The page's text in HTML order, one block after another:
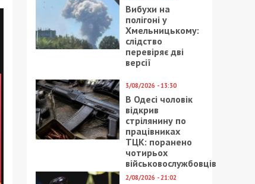
Вибухи на
полігоні у
Хмельницькому:
слідство
перевіряє дві
версії
3/08/2026 - 13:30
В Одесі чоловік
відкрив
стрілянину по
працівниках
ТЦК: поранено
чотирьох
військовослужбовців
2/08/2026 - 21:02